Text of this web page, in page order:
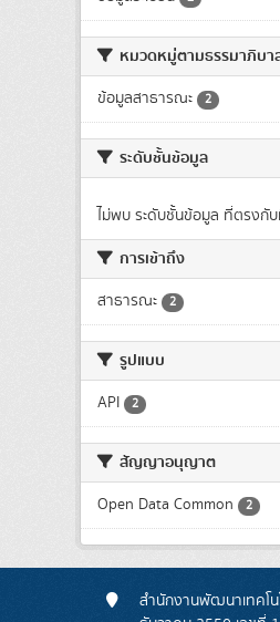
หมวดหมู่ตามธรรมาภิบา
ข้อมูลสาธารณะ 2
ระดับชั้นข้อมูล
ไม่พบ ระดับชั้นข้อมูล ที่ตรงกั
การเข้าถึง
สาธารณะ 2
รูปแบบ
API 2
สัญญาอนุญาต
Open Data Common 2
สำนักงานพัฒนาเทคโน